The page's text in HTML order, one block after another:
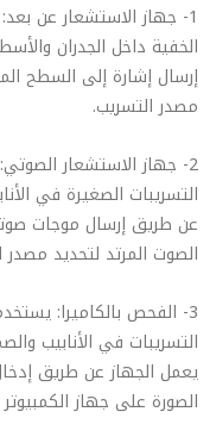
1- جهاز الاستشعار عن
الخفية داخل الجدران
إرسال إشارة إلى السطح
مصدر التسريب.
2- جهاز الاستشعار
التسريبات الصغيرة في
عن طريق إرسال موجات
الصوت المرتد لتحديد مصدر
3- الفحص بالكاميرا:
التسريبات في الأنابيب
يعمل الجهاز عن طريق
الصورة على جهاز